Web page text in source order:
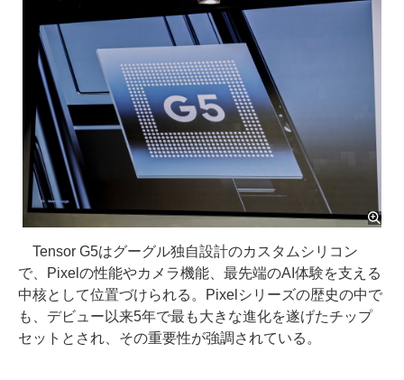
Tensor G5はグーグル独自設計のカスタムシリコン
で、Pixelの性能やカメラ機能、最先端のAI体験を支える
中核として位置づけられる。Pixelシリーズの歴史の中で
も、デビュー以来5年で最も大きな進化を遂げたチップ
セットとされ、その重要性が強調されている。